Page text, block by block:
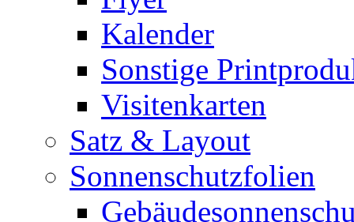
Kalender
Sonstige
Visitenkarten
Satz & Layout
Sonnenschutzfolien